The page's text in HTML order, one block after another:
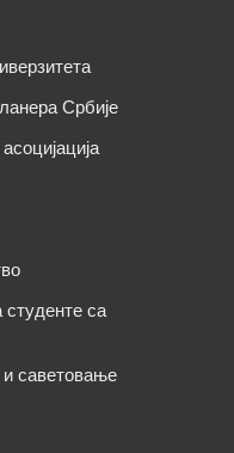
Србије
студенте са
и саветовање